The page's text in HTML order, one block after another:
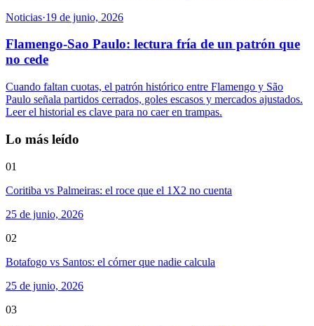
Noticias·19 de junio, 2026
Flamengo-Sao Paulo: lectura fría de un patrón que
no cede
Cuando faltan cuotas, el patrón histórico entre Flamengo y São
Paulo señala partidos cerrados, goles escasos y mercados ajustados.
Leer el historial es clave para no caer en trampas.
Lo más leído
01
Coritiba vs Palmeiras: el roce que el 1X2 no cuenta
25 de junio, 2026
02
Botafogo vs Santos: el córner que nadie calcula
25 de junio, 2026
03